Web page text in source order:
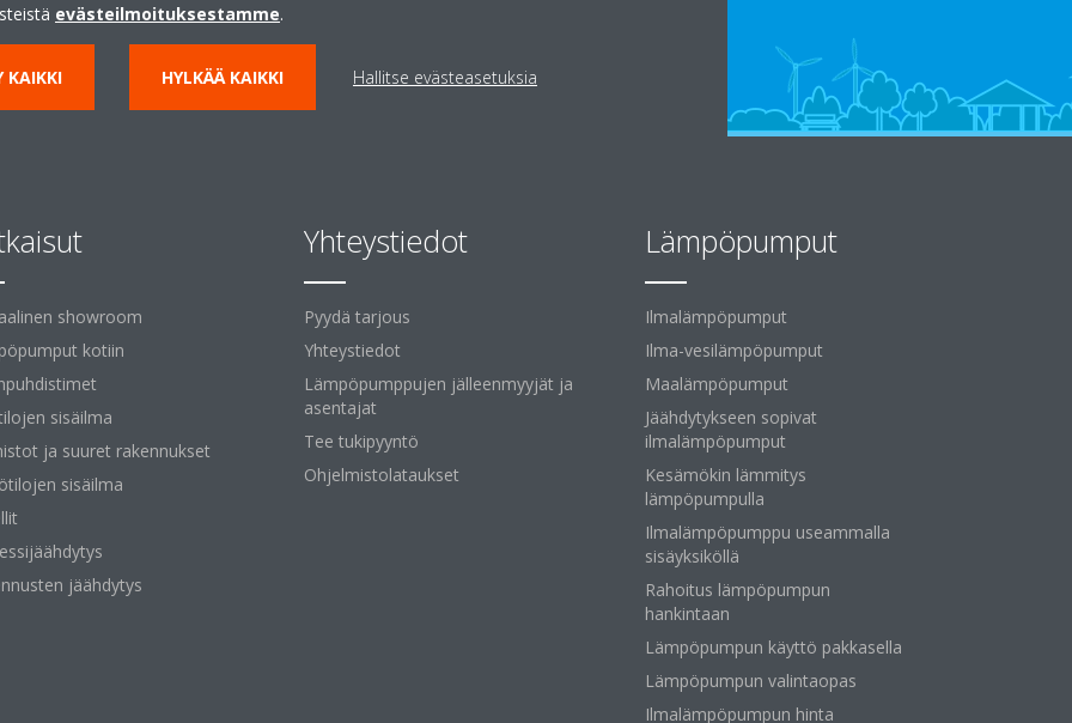
showroom
kotiin
sisäilma
ja suuret rakennukset
sisäilma
jäähdytys
Yhteystiedot
Pyydä tarjous
Yhteystiedot
Lämpöpumppujen jälleenmyyjät ja
asentajat
Tee tukipyyntö
Ohjelmistolataukset
Lämpöpumput
Ilmalämpöpumput
Ilma-vesilämpöpumput
Maalämpöpumput
Jäähdytykseen sopivat
ilmalämpöpumput
Kesämökin lämmitys
lämpöpumpulla
Ilmalämpöpumppu useammalla
sisäyksiköllä
Rahoitus lämpöpumpun
hankintaan
Lämpöpumpun käyttö pakkasella
Lämpöpumpun valintaopas
Ilmalämpöpumpun hinta
evästeilmoituksestamme.
KAIKKI HYLKÄÄ KAIKKI Hallitse evästeasetuksia